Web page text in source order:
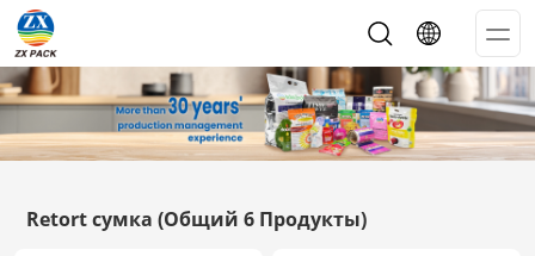
Retort сумка (Общий 6 Продукты)